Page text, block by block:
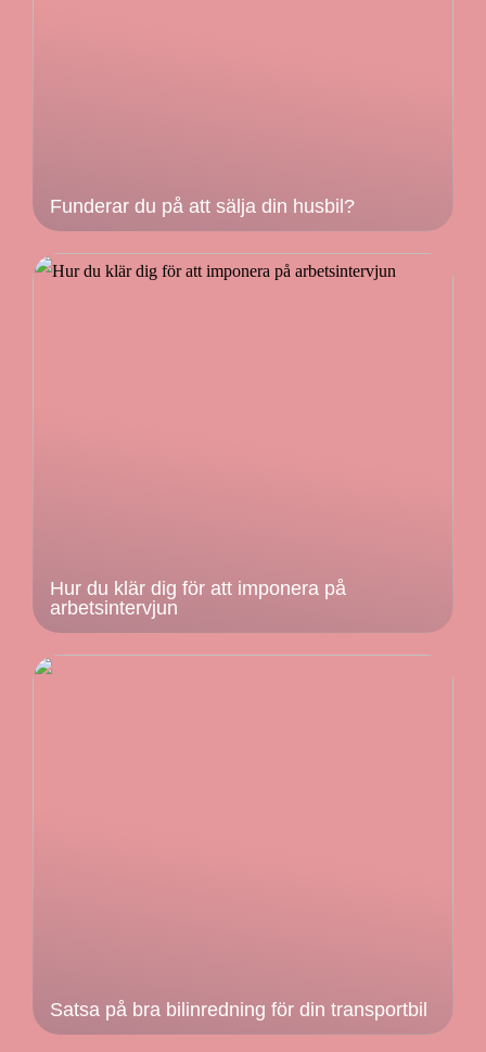
Funderar du på att sälja din husbil?
Hur du klär dig för att imponera på
arbetsintervjun
Satsa på bra bilinredning för din transportbil